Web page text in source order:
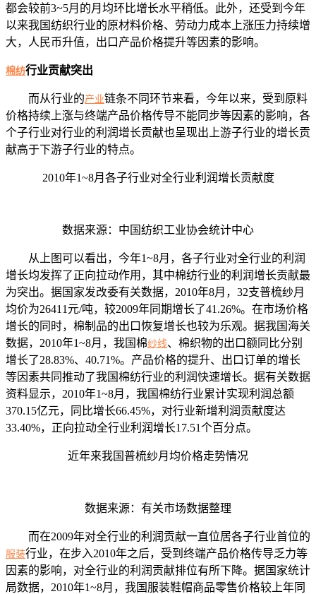
都会较前3~5月的月均环比增长水平稍低。此外，还受到今年
以来我国纺织行业的原材料价格、劳动力成本上涨压力持续增
大，人民币升值，出口产品价格提升等因素的影响。
棉纺行业贡献突出
而从行业的产业链条不同环节来看，今年以来，受到原料
价格持续上涨与终端产品价格传导不能同步等因素的影响，各
个子行业对行业的利润增长贡献也呈现出上游子行业的增长贡
献高于下游子行业的特点。
2010年1~8月各子行业对全行业利润增长贡献度
数据来源：中国纺织工业协会统计中心
从上图可以看出，今年1~8月，各子行业对全行业的利润
增长均发挥了正向拉动作用，其中棉纺行业的利润增长贡献最
为突出。据国家发改委有关数据，2010年8月，32支普梳纱月
均价为26411元/吨，较2009年同期增长了41.26%。在市场价格
增长的同时，棉制品的出口恢复增长也较为乐观。据我国海关
数据，2010年1~8月，我国棉纱线、棉织物的出口额同比分别
增长了28.83%、40.71%。产品价格的提升、出口订单的增长
等因素共同推动了我国棉纺行业的利润快速增长。据有关数据
资料显示，2010年1~8月，我国棉纺行业累计实现利润总额
370.15亿元，同比增长66.45%，对行业新增利润贡献度达
33.40%，正向拉动全行业利润增长17.51个百分点。
近年来我国普梳纱月均价格走势情况
数据来源：有关市场数据整理
而在2009年对全行业的利润贡献一直位居各子行业首位的
服装行业，在步入2010年之后，受到终端产品价格传导乏力等
因素的影响，对全行业的利润贡献排位有所下降。据国家统计
局数据，2010年1~8月，我国服装鞋帽商品零售价格较上年同